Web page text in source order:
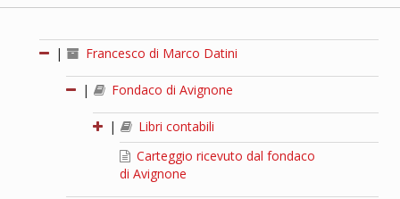
| Francesco di Marco Datini
| Fondaco di Avignone
|
Libri contabili
Carteggio ricevuto dal fondaco
di Avignone